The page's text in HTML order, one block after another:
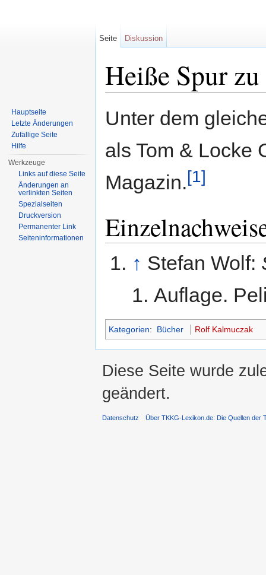
Heiße Spur
Unter dem
als Tom & Locke
Magazin.[1]
↑ Stefan Wolf:
1. Auflage.
Kategorien: Bücher Rolf Kalmuczak
Seite Diskussion
Hauptseite
Letzte Änderungen
Zufällige Seite
Hilfe
Werkzeuge
Links auf diese Seite
Änderungen an
verlinkten Seiten
Spezialseiten
Druckversion
Permanenter Link
Seiten­informationen
Diese Seite wurde
geändert.
Datenschutz Über TKKG-Lexikon.de: Die Quellen der